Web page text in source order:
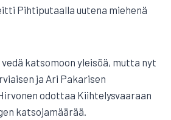
Pihtiputaalla uutena miehenä
katsomoon yleisöä, mutta nyt
ja Ari Pakarisen
odottaa Kiihtelysvaaraan
katsojamäärää.